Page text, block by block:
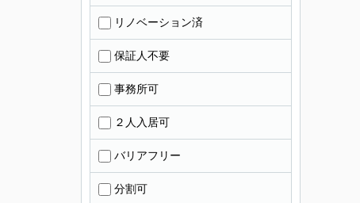
リノベーション済
保証人不要
事務所可
２人入居可
バリアフリー
分割可